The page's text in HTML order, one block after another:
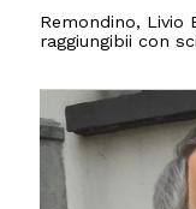
Remondino, Livio
raggiungibii con